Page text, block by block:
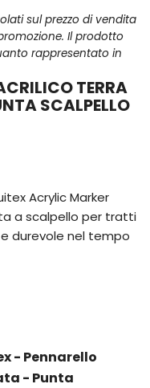
sul prezzo di vendita
Il prodotto
rappresentato in
TERRA
SCALPELLO
Acrylic Marker
a scalpello per tratti
durevole nel tempo
- Pennarello
- Punta